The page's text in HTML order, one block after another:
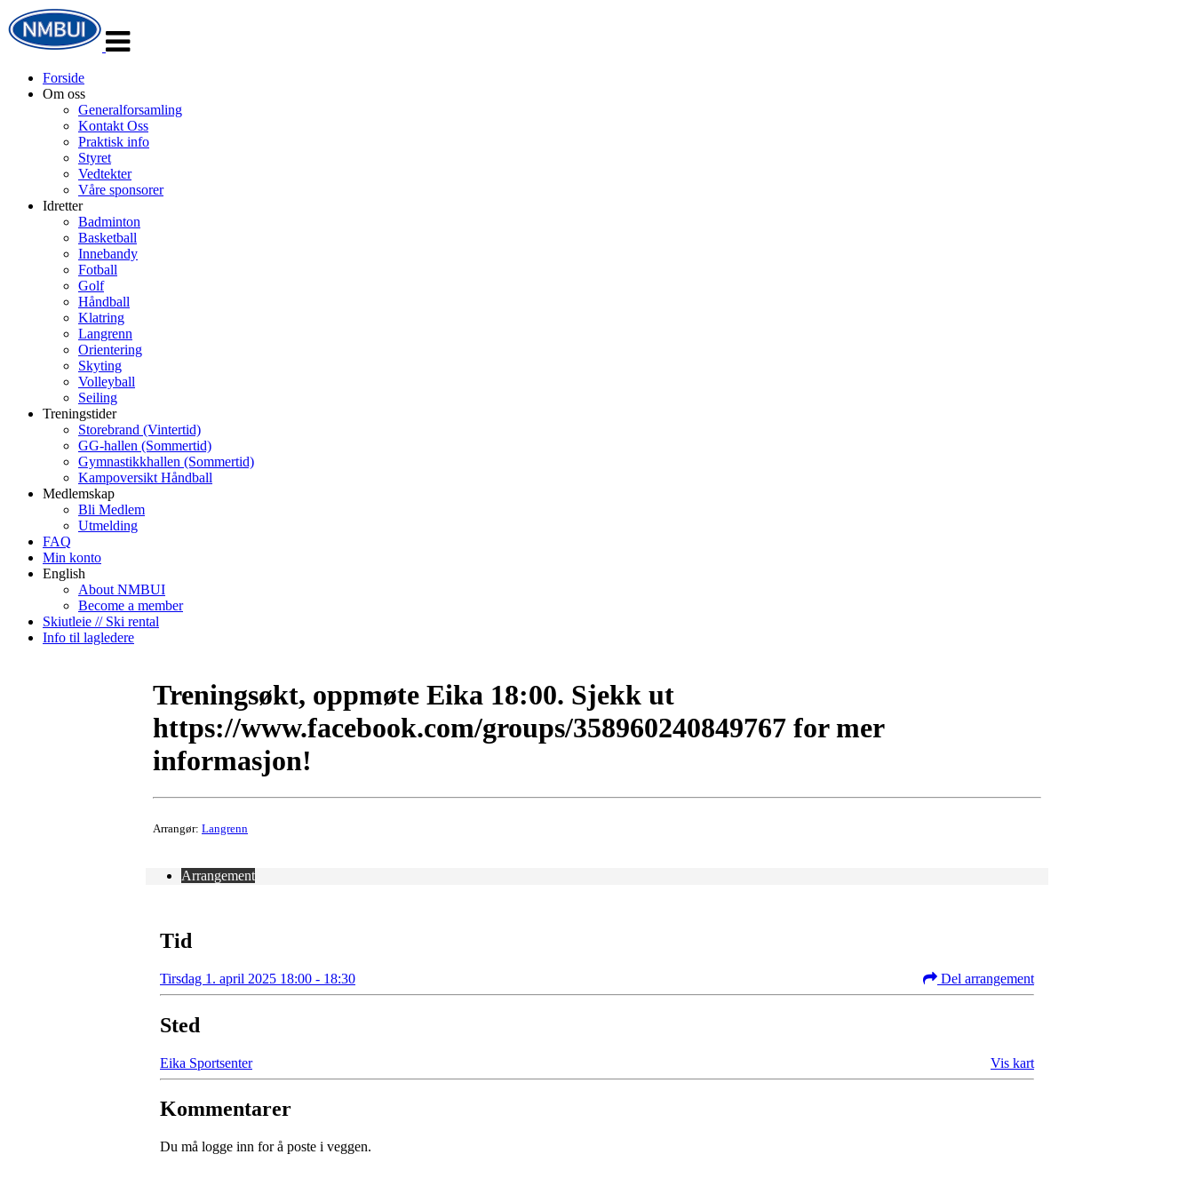
navigasjon
Forside
Om oss
Generalforsamling
Kontakt Oss
Praktisk info
Styret
Vedtekter
Våre sponsorer
Idretter
Badminton
Basketball
Innebandy
Fotball
Golf
Håndball
Klatring
Langrenn
Orientering
Skyting
Volleyball
Seiling
Treningstider
Storebrand (Vintertid)
GG-hallen (Sommertid)
Gymnastikkhallen (Sommertid)
Kampoversikt Håndball
Medlemskap
Bli Medlem
Utmelding
FAQ
Min konto
English
About NMBUI
Become a member
Skiutleie // Ski rental
Info til lagledere
Treningsøkt, oppmøte Eika 18:00. Sjekk ut
https://www.facebook.com/groups/358960240849767 for mer
informasjon!
Arrangør: Langrenn
Arrangement
Tid
Tirsdag 1. april 2025 18:00 - 18:30 Del arrangement
Sted
Eika Sportsenter Vis kart
Kommentarer
Du må logge inn for å poste i veggen.